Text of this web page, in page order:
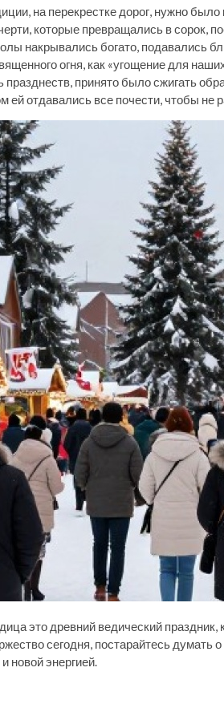
на перекрестке дорог, нужно
которые превращались в сорок,
накрывались богато, подавались
огня, как «угощение для
принято было сжигать
ей отдавались все почести, чтобы не
это древний ведический
сегодня, постарайтесь думать
новой энергией.